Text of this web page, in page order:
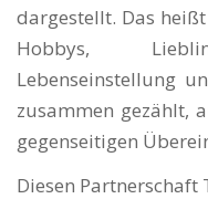
dargestellt. Das
Hobbys,
Lebenseinstellung
zusammen gezählt,
gegenseitigen
Diesen Partnerschaft